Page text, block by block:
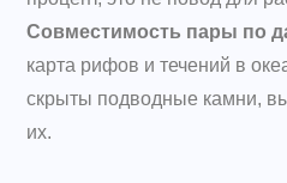
Совместимость пары по
карта рифов и течений в
скрыты подводные камни,
их.